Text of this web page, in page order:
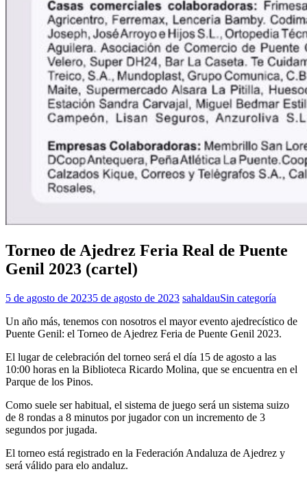
Torneo de Ajedrez Feria Real de Puente
Genil 2023 (cartel)
5 de agosto de 20235 de agosto de 2023 sahaldauSin categoría
Un año más, tenemos con nosotros el mayor evento ajedrecístico de
Puente Genil: el Torneo de Ajedrez Feria de Puente Genil 2023.
El lugar de celebración del torneo será el día 15 de agosto a las
10:00 horas en la Biblioteca Ricardo Molina, que se encuentra en el
Parque de los Pinos.
Como suele ser habitual, el sistema de juego será un sistema suizo
de 8 rondas a 8 minutos por jugador con un incremento de 3
segundos por jugada.
El torneo está registrado en la Federación Andaluza de Ajedrez y
será válido para elo andaluz.